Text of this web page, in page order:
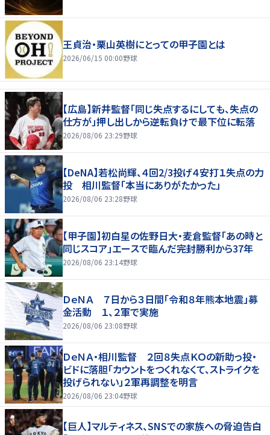
王貞治・栗山英樹にとっての甲子園とは
2026/06/15 00:00野球
【広島】新井監督「同じ失点するにしても、失点の
仕方が」押し出しから逆転負けで最下位に転落
2026/08/06 23:29野球
【DeNA】若松尚輝、４回2/3投げ４安打１失点の力
投 相川監督「本当にありがたかった」
2026/08/06 23:28野球
【甲子園】初白星の佐野日大・麦倉監督「あの時と
同じスコア」エースで臨んだ完封勝利から37年
2026/08/06 23:14野球
ＤｅＮＡ ７日から３日間「令和８年熊本地震」募
金活動 １、２軍で実施
2026/08/06 23:08野球
ＤｅＮＡ・相川監督 ２回８失点ＫＯの新助っ投・
ビドに落胆「カウントをつくれなくて、ストライクを
投げられない」２軍再調整を明言
2026/08/06 23:04野球
【巨人】マルティネス、SNSでの家族への脅迫告白